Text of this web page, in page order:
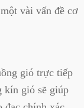
vài vấn đề cơ
gió trực tiếp
kín gió sẽ giúp